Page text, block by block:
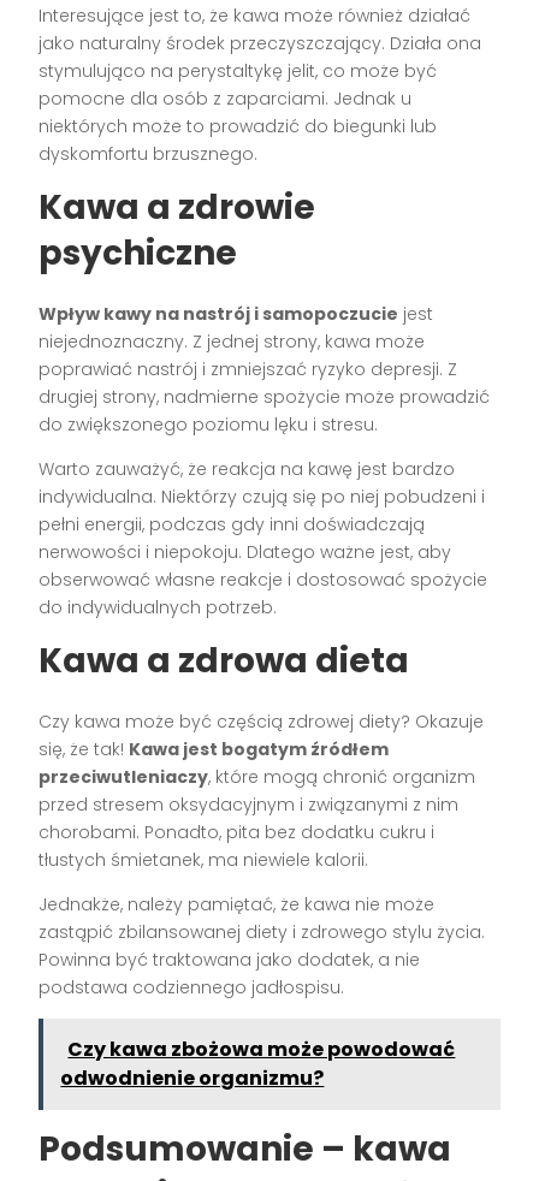
Interesujące jest to, że kawa może również działać
jako naturalny środek przeczyszczający. Działa ona
stymulująco na perystaltykę jelit, co może być
pomocne dla osób z zaparciami. Jednak u
niektórych może to prowadzić do biegunki lub
dyskomfortu brzusznego.
Kawa a zdrowie
psychiczne
Wpływ kawy na nastrój i samopoczucie jest
niejednoznaczny. Z jednej strony, kawa może
poprawiać nastrój i zmniejszać ryzyko depresji. Z
drugiej strony, nadmierne spożycie może prowadzić
do zwiększonego poziomu lęku i stresu.
Warto zauważyć, że reakcja na kawę jest bardzo
indywidualna. Niektórzy czują się po niej pobudzeni i
pełni energii, podczas gdy inni doświadczają
nerwowości i niepokoju. Dlatego ważne jest, aby
obserwować własne reakcje i dostosować spożycie
do indywidualnych potrzeb.
Kawa a zdrowa dieta
Czy kawa może być częścią zdrowej diety? Okazuje
się, że tak! Kawa jest bogatym źródłem
przeciwutleniaczy, które mogą chronić organizm
przed stresem oksydacyjnym i związanymi z nim
chorobami. Ponadto, pita bez dodatku cukru i
tłustych śmietanek, ma niewiele kalorii.
Jednakże, należy pamiętać, że kawa nie może
zastąpić zbilansowanej diety i zdrowego stylu życia.
Powinna być traktowana jako dodatek, a nie
podstawa codziennego jadłospisu.
Czy kawa zbożowa może powodować
odwodnienie organizmu?
Podsumowanie – kawa